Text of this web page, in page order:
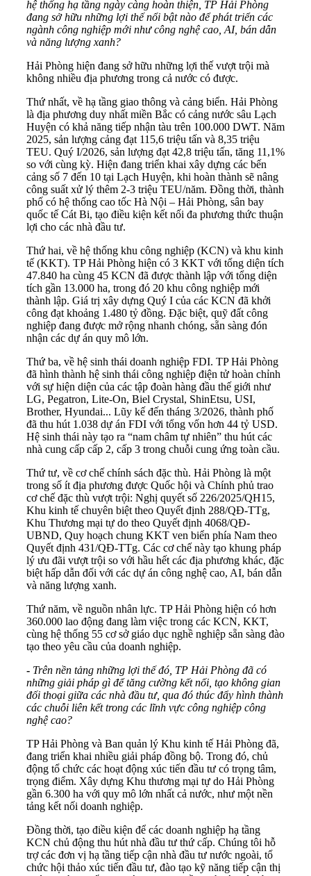
hệ thống hạ tầng ngày càng hoàn thiện, TP Hải Phòng
đang sở hữu những lợi thế nổi bật nào để phát triển các
ngành công nghiệp mới như công nghệ cao, AI, bán dẫn
và năng lượng xanh?
Hải Phòng hiện đang sở hữu những lợi thế vượt trội mà
không nhiều địa phương trong cả nước có được.
Thứ nhất, về hạ tầng giao thông và cảng biển. Hải Phòng
là địa phương duy nhất miền Bắc có cảng nước sâu Lạch
Huyện có khả năng tiếp nhận tàu trên 100.000 DWT. Năm
2025, sản lượng cảng đạt 115,6 triệu tấn và 8,35 triệu
TEU. Quý I/2026, sản lượng đạt 42,8 triệu tấn, tăng 11,1%
so với cùng kỳ. Hiện đang triển khai xây dựng các bến
cảng số 7 đến 10 tại Lạch Huyện, khi hoàn thành sẽ nâng
công suất xử lý thêm 2-3 triệu TEU/năm. Đồng thời, thành
phố có hệ thống cao tốc Hà Nội – Hải Phòng, sân bay
quốc tế Cát Bi, tạo điều kiện kết nối đa phương thức thuận
lợi cho các nhà đầu tư.
Thứ hai, về hệ thống khu công nghiệp (KCN) và khu kinh
tế (KKT). TP Hải Phòng hiện có 3 KKT với tổng diện tích
47.840 ha cùng 45 KCN đã được thành lập với tổng diện
tích gần 13.000 ha, trong đó 20 khu công nghiệp mới
thành lập. Giá trị xây dựng Quý I của các KCN đã khởi
công đạt khoảng 1.480 tỷ đồng. Đặc biệt, quỹ đất công
nghiệp đang được mở rộng nhanh chóng, sẵn sàng đón
nhận các dự án quy mô lớn.
Thứ ba, về hệ sinh thái doanh nghiệp FDI. TP Hải Phòng
đã hình thành hệ sinh thái công nghiệp điện tử hoàn chỉnh
với sự hiện diện của các tập đoàn hàng đầu thế giới như
LG, Pegatron, Lite-On, Biel Crystal, ShinEtsu, USI,
Brother, Hyundai... Lũy kế đến tháng 3/2026, thành phố
đã thu hút 1.038 dự án FDI với tổng vốn hơn 44 tỷ USD.
Hệ sinh thái này tạo ra “nam châm tự nhiên” thu hút các
nhà cung cấp cấp 2, cấp 3 trong chuỗi cung ứng toàn cầu.
Thứ tư, về cơ chế chính sách đặc thù. Hải Phòng là một
trong số ít địa phương được Quốc hội và Chính phủ trao
cơ chế đặc thù vượt trội: Nghị quyết số 226/2025/QH15,
Khu kinh tế chuyên biệt theo Quyết định 288/QĐ-TTg,
Khu Thương mại tự do theo Quyết định 4068/QĐ-
UBND, Quy hoạch chung KKT ven biển phía Nam theo
Quyết định 431/QĐ-TTg. Các cơ chế này tạo khung pháp
lý ưu đãi vượt trội so với hầu hết các địa phương khác, đặc
biệt hấp dẫn đối với các dự án công nghệ cao, AI, bán dẫn
và năng lượng xanh.
Thứ năm, về nguồn nhân lực. TP Hải Phòng hiện có hơn
360.000 lao động đang làm việc trong các KCN, KKT,
cùng hệ thống 55 cơ sở giáo dục nghề nghiệp sẵn sàng đào
tạo theo yêu cầu của doanh nghiệp.
- Trên nền tảng những lợi thế đó, TP Hải Phòng đã có
những giải pháp gì để tăng cường kết nối, tạo không gian
đối thoại giữa các nhà đầu tư, qua đó thúc đẩy hình thành
các chuỗi liên kết trong các lĩnh vực công nghiệp công
nghệ cao?
TP Hải Phòng và Ban quản lý Khu kinh tế Hải Phòng đã,
đang triển khai nhiều giải pháp đồng bộ. Trong đó, chủ
động tổ chức các hoạt động xúc tiến đầu tư có trọng tâm,
trọng điểm. Xây dựng Khu thương mại tự do Hải Phòng
gần 6.300 ha với quy mô lớn nhất cả nước, như một nền
tảng kết nối doanh nghiệp.
Đồng thời, tạo điều kiện để các doanh nghiệp hạ tầng
KCN chủ động thu hút nhà đầu tư thứ cấp. Chúng tôi hỗ
trợ các đơn vị hạ tầng tiếp cận nhà đầu tư nước ngoài, tổ
chức hội thảo xúc tiến đầu tư, đào tạo kỹ năng tiếp cận thị